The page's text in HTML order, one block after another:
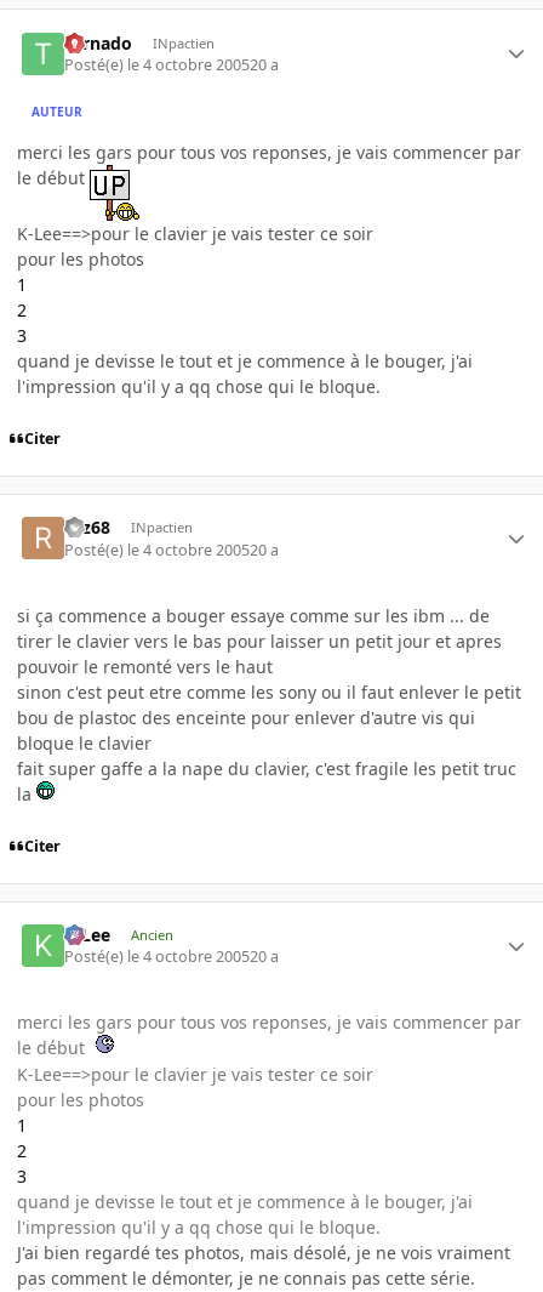
tornado INpactien
Posté(e) le 4 octobre 200520 a
AUTEUR
merci les gars pour tous vos reponses, je vais commencer par
le début
K-Lee==>pour le clavier je vais tester ce soir
pour les photos
1
2
3
quand je devisse le tout et je commence à le bouger, j'ai
l'impression qu'il y a qq chose qui le bloque.
Citer
rgz68 INpactien
Posté(e) le 4 octobre 200520 a
si ça commence a bouger essaye comme sur les ibm ... de
tirer le clavier vers le bas pour laisser un petit jour et apres
pouvoir le remonté vers le haut
sinon c'est peut etre comme les sony ou il faut enlever le petit
bou de plastoc des enceinte pour enlever d'autre vis qui
bloque le clavier
fait super gaffe a la nape du clavier, c'est fragile les petit truc
la
Citer
K-Lee Ancien
Posté(e) le 4 octobre 200520 a
merci les gars pour tous vos reponses, je vais commencer par
le début
K-Lee==>pour le clavier je vais tester ce soir
pour les photos
1
2
3
quand je devisse le tout et je commence à le bouger, j'ai
l'impression qu'il y a qq chose qui le bloque.
J'ai bien regardé tes photos, mais désolé, je ne vois vraiment
pas comment le démonter, je ne connais pas cette série.